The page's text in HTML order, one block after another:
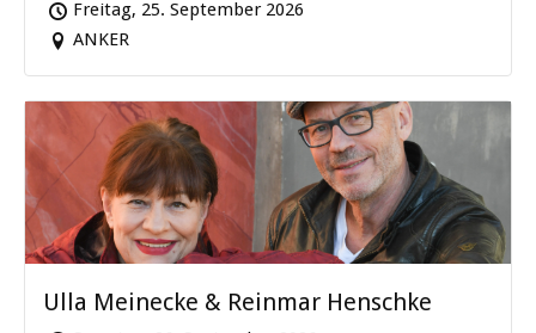
Freitag, 25. September 2026
ANKER
Ulla Meinecke & Reinmar Henschke